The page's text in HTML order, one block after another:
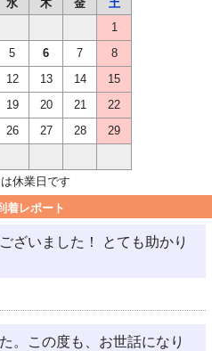
水 木 金
土
1
5 6 7
8
12 13 14
15
19 20 21
22
26 27 28
29
休業日です
着レポート
ざいました！ とても助かり
。この度も、お世話になり